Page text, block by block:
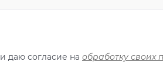
и даю согласие на обработку своих